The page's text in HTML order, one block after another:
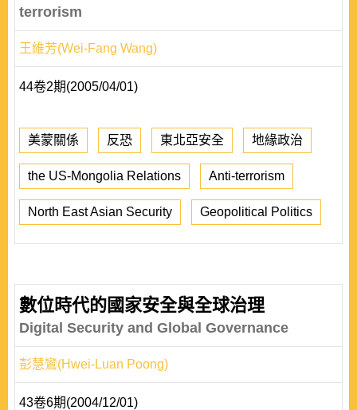
terrorism
王維芳(Wei-Fang Wang)
44卷2期(2005/04/01)
美蒙關係 反恐 東北亞安全 地緣政治
the US-Mongolia Relations Anti-terrorism
North East Asian Security Geopolitical Politics
數位時代的國家安全與全球治理
Digital Security and Global Governance
彭慧鸞(Hwei-Luan Poong)
43卷6期(2004/12/01)